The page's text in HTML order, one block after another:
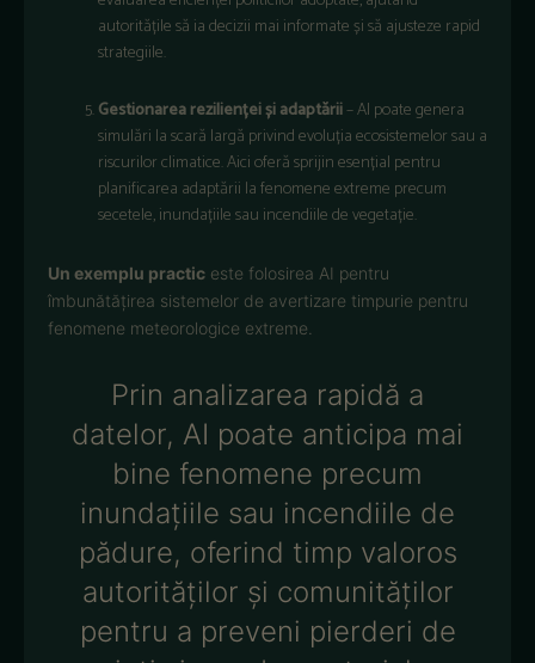
autoritățile să ia decizii mai informate și să ajusteze rapid
strategiile.
Gestionarea rezilienței și adaptării– AI poate genera
simulări la scară largă privind evoluția ecosistemelor sau a
riscurilor climatice. Aici oferă sprijin esențial pentru
planificarea adaptării la fenomene extreme precum
secetele, inundațiile sau incendiile de vegetație.
Un exemplu practic este folosirea AI pentru
îmbunătățirea sistemelor de avertizare timpurie pentru
fenomene meteorologice extreme.
Prin analizarea rapidă a
datelor, AI poate anticipa mai
bine fenomene precum
inundațiile sau incendiile de
pădure, oferind timp valoros
autorităților și comunităților
pentru a preveni pierderi de